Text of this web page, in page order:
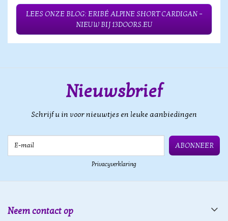
LEES ONZE BLOG: ERIBÉ ALPINE SHORT CARDIGAN –
NIEUW BIJ 13DOORS.EU
Nieuwsbrief
Schrijf u in voor nieuwtjes en leuke aanbiedingen
ABONNEER
Privacyverklaring
Neem contact op